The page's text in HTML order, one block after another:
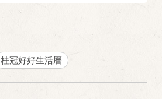
桂冠好好生活曆